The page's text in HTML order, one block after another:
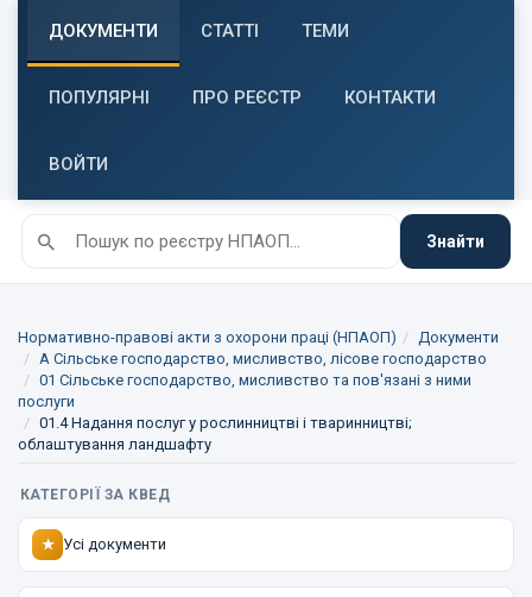
ДОКУМЕНТИ СТАТТІ ТЕМИ
ПОПУЛЯРНІ ПРО РЕЄСТР КОНТАКТИ
ВОЙТИ
Знайти
Нормативно-правові акти з охорони праці (НПАОП)
Документи
A Сільське господарство, мисливство, лісове господарство
01 Сільське господарство, мисливство та пов'язані з ними
послуги
01.4 Надання послуг у рослинництві і тваринництві;
облаштування ландшафту
КАТЕГОРІЇ ЗА КВЕД
★ Усі документи